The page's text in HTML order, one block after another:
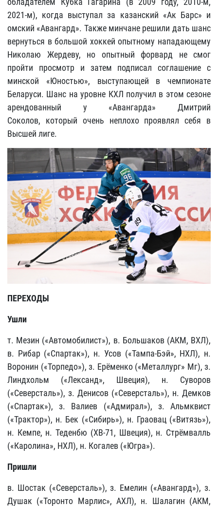
2021-м), когда выступал за казанский «Ак Барс» и
омский «Авангард». Также минчане решили дать шанс
вернуться в большой хоккей опытному нападающему
Николаю Жердеву, но опытный форвард не смог
пройти просмотр и затем подписал соглашение с
минской «Юностью», выступающей в чемпионате
Беларуси. Шанс на уровне КХЛ получил в этом сезоне
арендованный у «Авангарда» Дмитрий
Соколов, который очень неплохо проявлял себя в
Высшей лиге.
ПЕРЕХОДЫ
Ушли
т. Мезин («Автомобилист»), в. Большаков (АКМ, ВХЛ),
в. Рибар («Спартак»), н. Усов («Тампа-Бэй», НХЛ), н.
Воронин («Торпедо»), з. Ерёменко («Металлург» Мг), з.
Линдхольм («Лександ», Швеция), н. Суворов
(«Северсталь»), з. Денисов («Северсталь»), н. Демков
(«Спартак»), з. Валиев («Адмирал»), з. Альмквист
(«Трактор»), н. Бек («Сибирь»), н. Граовац («Витязь»),
н. Кемпе, н. Теденбю (ХВ-71, Швеция), н. Стрёмвалль
(«Каролина», НХЛ), н. Когалев («Югра»).
Пришли
в. Шостак («Северсталь»), з. Емелин («Авангард»), з.
Душак («Торонто Марлис», АХЛ), н. Шалагин (АКМ,